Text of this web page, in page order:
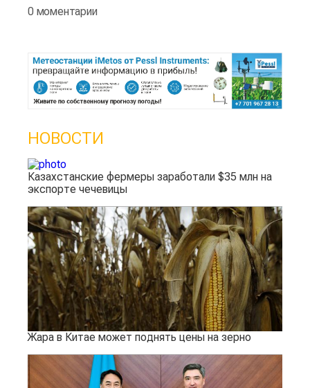
0 моментарии
НОВОСТИ
Казахстанские фермеры заработали $35 млн на
экспорте чечевицы
Жара в Китае может поднять цены на зерно